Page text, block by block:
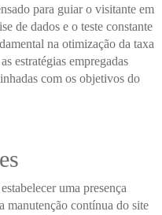
para guiar o visitante em
de dados e o teste constante
na otimização da taxa
estratégias empregadas
com os objetivos do
uma presença
manutenção contínua do site